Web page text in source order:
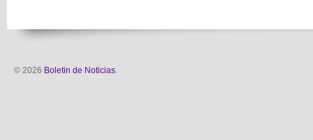
© 2026 Boletin de Noticias.